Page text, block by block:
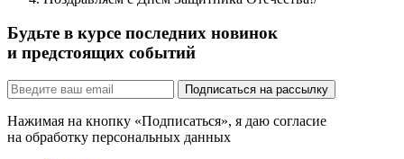
Будьте в курсе последних новинок
и предстоящих событий
Подписаться на рассылку
Нажимая на кнопку «Подписаться», я даю согласие
на обработку персональных данных